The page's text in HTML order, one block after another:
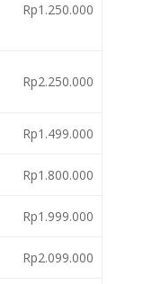
Rp1.250.000
Rp2.250.000
Rp1.499.000
Rp1.800.000
Rp1.999.000
Rp2.099.000